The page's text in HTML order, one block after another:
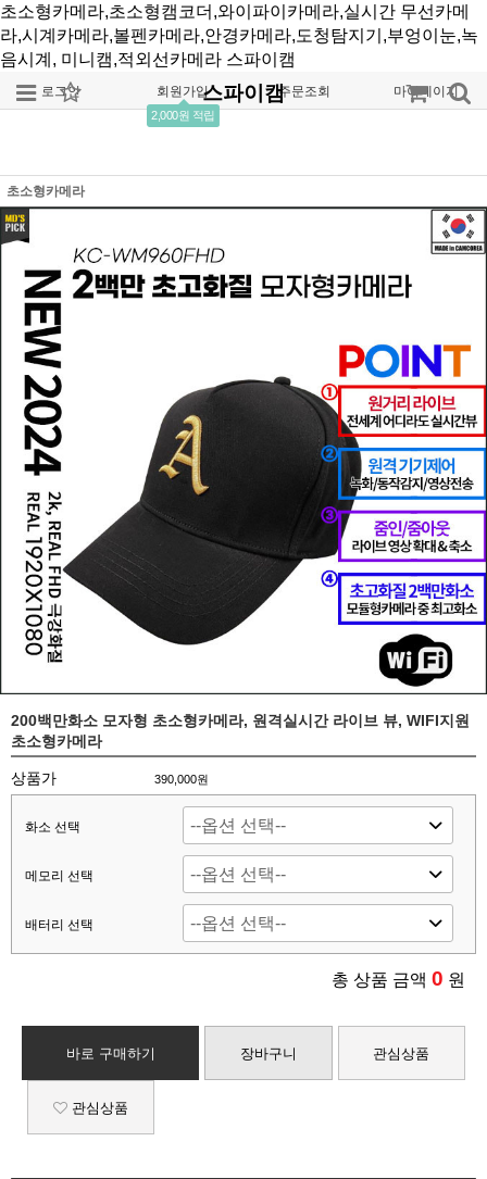
초소형카메라,초소형캠코더,와이파이카메라,실시간 무선카메
라,시계카메라,볼펜카메라,안경카메라,도청탐지기,부엉이눈,녹
음시계, 미니캠,적외선카메라 스파이캠
로그인 회원가입
2,000원 적립
주문조회 마이페이지
스파이캠
초소형카메라
200백만화소 모자형 초소형카메라, 원격실시간 라이브 뷰, WIFI지원
초소형카메라
상품가 390,000원
화소 선택
메모리 선택
배터리 선택
총 상품 금액 0 원
바로 구매하기 장바구니 관심상품
관심상품